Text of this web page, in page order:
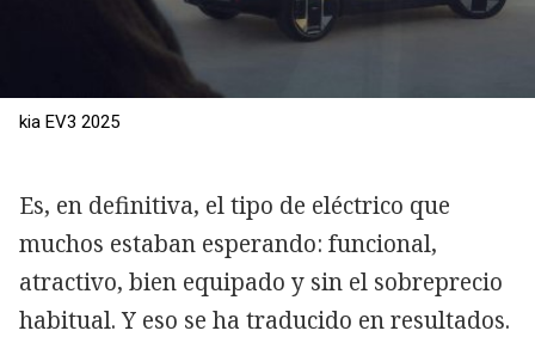
kia EV3 2025
Es, en definitiva, el tipo de eléctrico que
muchos estaban esperando: funcional,
atractivo, bien equipado y sin el sobreprecio
habitual. Y eso se ha traducido en resultados.